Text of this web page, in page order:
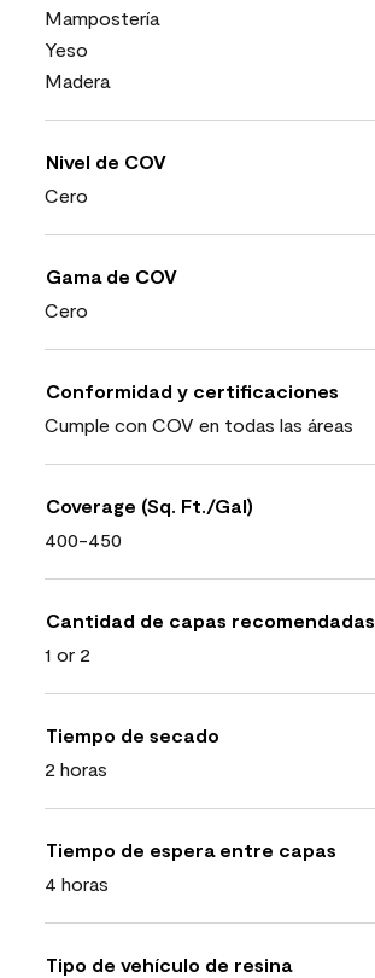
Mampostería
Yeso
Madera
Nivel de COV
Cero
Gama de COV
Cero
Conformidad y certificaciones
Cumple con COV en todas las áreas
Coverage (Sq. Ft./Gal)
400-450
Cantidad de capas recomendadas
1 or 2
Tiempo de secado
2 horas
Tiempo de espera entre capas
4 horas
Tipo de vehículo de resina